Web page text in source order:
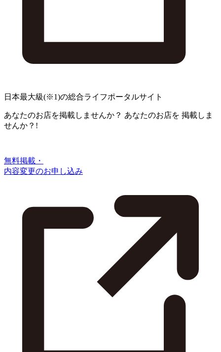
日本最大級(※1)の総合ライフポータルサイト
あなたのお店を掲載しませんか？ あなたのお店を 掲載しま
せんか？!
無料掲載・
内容変更のお申し込み